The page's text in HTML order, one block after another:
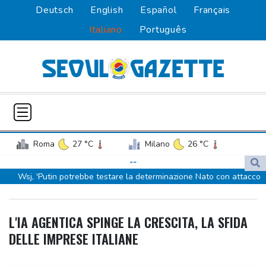
Deutsch English Español
Français
Italiano
Português
Roma 27 °C Milano
26 °C
Napoli
26 °C
--
Wsj, 'Putin potrebbe testare la determinazione Nato con attacco
limitato'
Usa, Meta dovrà pagare 567 milioni per danni dei social ai minori
L'IA AGENTICA SPINGE LA CRESCITA, LA SFIDA
DELLE IMPRESE ITALIANE